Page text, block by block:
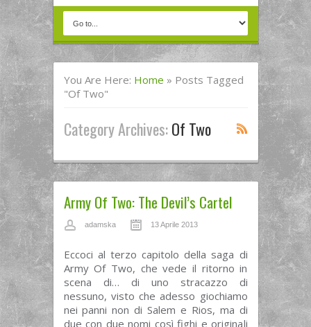
You Are Here: Home » Posts Tagged
"of Two"
Category Archives:Of Two
Army Of Two: The Devil’s Cartel
adamska 13 Aprile 2013
Eccoci al terzo capitolo della saga di
Army Of Two, che vede il ritorno in
scena di… di uno stracazzo di
nessuno, visto che adesso giochiamo
nei panni non di Salem e Rios, ma di
due con due nomi così fighi e originali